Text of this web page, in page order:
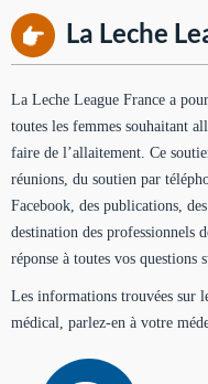
La Leche
La Leche League France a
toutes les femmes souhaitant
faire de l’allaitement. Ce
réunions, du soutien par
Facebook, des publications,
destination des professionnels
réponse à toutes vos questions
Les informations trouvées sur
médical, parlez-en à votre